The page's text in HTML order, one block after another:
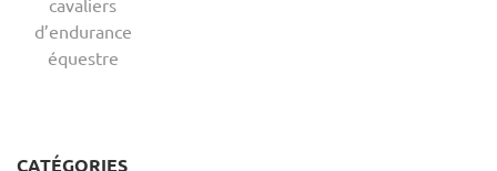
cavaliers
d’endurance
équestre
CATÉGORIES